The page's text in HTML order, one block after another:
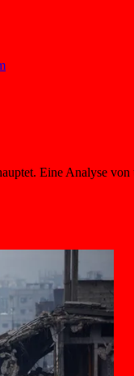
Eine Analyse